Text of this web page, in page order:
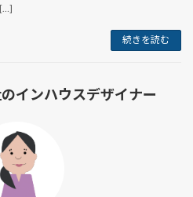
続きを読む
インハウスデザイナー